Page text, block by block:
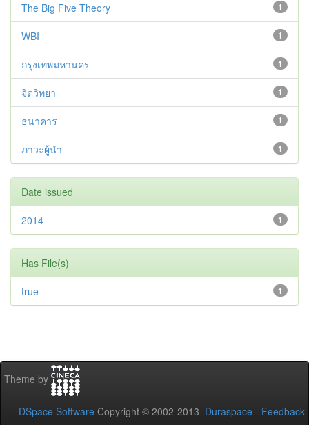
1
The Big Five Theory
1
WBI
1
กรุงเทพมหานคร
1
จิตวิทยา
1
ธนาคาร
1
ภาวะผู้นำ
Date issued
1
2014
Has File(s)
1
true
Theme by
DSpace Software Copyright © 2002-2013 Duraspace - Feedback